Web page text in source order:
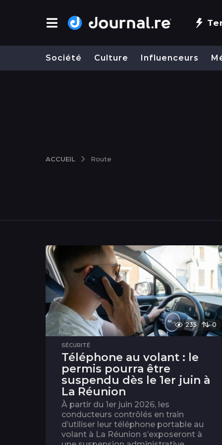
Société Culture Influenceurs
ACCUEIL Route
235 0
SÉCURITÉ
Téléphone au volant : le
permis pourra être
suspendu dès le 1er juin à
La Réunion
À partir du 1er juin 2026, les
conducteurs contrôlés en train
d’utiliser leur téléphone portable au
volant à La Réunion s’exposeront à